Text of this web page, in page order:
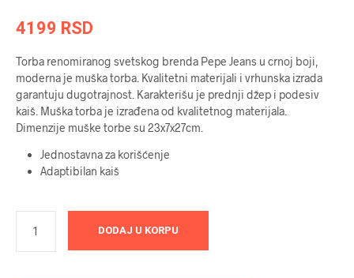
4199 RSD
Torba renomiranog svetskog brenda ­­­Pepe Jeans u crnoj boji,
moderna je muška torba. Kvalitetni materijali i vrhunska izrada
garantuju dugotrajnost. Karakterišu je prednji džep i podesiv
kaiš. Muška torba je izrađena od kvalitetnog materijala.
Dimenzije muške torbe su 23x7x27cm.
Jednostavna za korišćenje
Adaptibilan kaiš
DODAJ U KORPU